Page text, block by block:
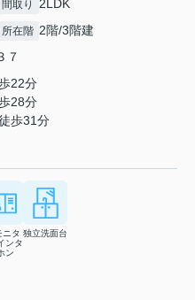
間取り 2LDK
所在階 2階/3階建
７
22分
28分
歩31分
ニタ
ンタ
ン
独立洗面台